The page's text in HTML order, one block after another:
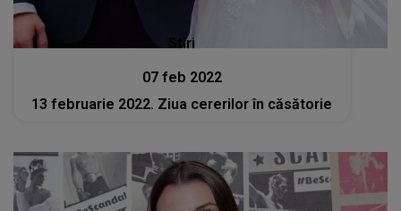
Stiri
07 feb 2022
13 februarie 2022. Ziua cererilor în căsătorie